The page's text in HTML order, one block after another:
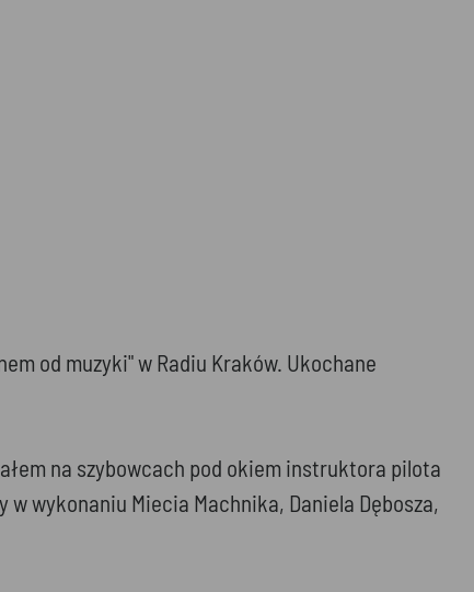
od muzyki" w Radiu Kraków. Ukochane
na szybowcach pod okiem instruktora pilota
wykonaniu Miecia Machnika, Daniela Dębosza,